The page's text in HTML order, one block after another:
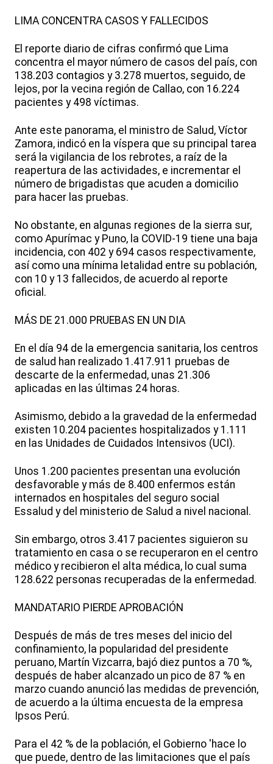
LIMA CONCENTRA CASOS Y FALLECIDOS
El reporte diario de cifras confirmó que Lima
concentra el mayor número de casos del país, con
138.203 contagios y 3.278 muertos, seguido, de
lejos, por la vecina región de Callao, con 16.224
pacientes y 498 víctimas.
Ante este panorama, el ministro de Salud, Víctor
Zamora, indicó en la víspera que su principal tarea
será la vigilancia de los rebrotes, a raíz de la
reapertura de las actividades, e incrementar el
número de brigadistas que acuden a domicilio
para hacer las pruebas.
No obstante, en algunas regiones de la sierra sur,
como Apurímac y Puno, la COVID-19 tiene una baja
incidencia, con 402 y 694 casos respectivamente,
así como una mínima letalidad entre su población,
con 10 y 13 fallecidos, de acuerdo al reporte
oficial.
MÁS DE 21.000 PRUEBAS EN UN DIA
En el día 94 de la emergencia sanitaria, los centros
de salud han realizado 1.417.911 pruebas de
descarte de la enfermedad, unas 21.306
aplicadas en las últimas 24 horas.
Asimismo, debido a la gravedad de la enfermedad
existen 10.204 pacientes hospitalizados y 1.111
en las Unidades de Cuidados Intensivos (UCI).
Unos 1.200 pacientes presentan una evolución
desfavorable y más de 8.400 enfermos están
internados en hospitales del seguro social
Essalud y del ministerio de Salud a nivel nacional.
Sin embargo, otros 3.417 pacientes siguieron su
tratamiento en casa o se recuperaron en el centro
médico y recibieron el alta médica, lo cual suma
128.622 personas recuperadas de la enfermedad.
MANDATARIO PIERDE APROBACIÓN
Después de más de tres meses del inicio del
confinamiento, la popularidad del presidente
peruano, Martín Vizcarra, bajó diez puntos a 70 %,
después de haber alcanzado un pico de 87 % en
marzo cuando anunció las medidas de prevención,
de acuerdo a la última encuesta de la empresa
Ipsos Perú.
Para el 42 % de la población, el Gobierno 'hace lo
que puede, dentro de las limitaciones que el país